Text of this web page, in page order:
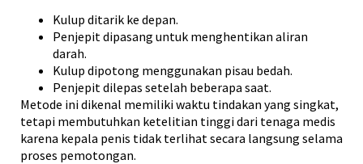
Kulup ditarik ke depan.
Penjepit dipasang untuk menghentikan aliran
darah.
Kulup dipotong menggunakan pisau bedah.
Penjepit dilepas setelah beberapa saat.
Metode ini dikenal memiliki waktu tindakan yang singkat,
tetapi membutuhkan ketelitian tinggi dari tenaga medis
karena kepala penis tidak terlihat secara langsung selama
proses pemotongan.